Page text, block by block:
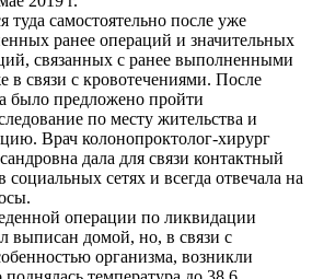
туда самостоятельно после уже
ранее операций и значительных
связанных с ранее выполненными
в связи с кровотечениями. После
было предложено пройти
по месту жительства и
Врач колонопроктолог-хирург
дала для связи контактный
социальных сетях и всегда отвечала на
операции по ликвидации
выписан домой, но, в связи с
организма, возникли